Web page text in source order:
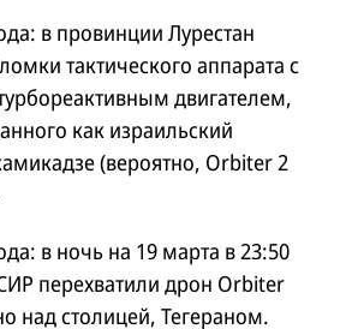
в провинции Лурестан
тактического аппарата с
двигателем,
как израильский
(вероятно, Orbiter 2
в ночь на 19 марта в 23:50
перехватили дрон Orbiter
над столицей, Тегераном.